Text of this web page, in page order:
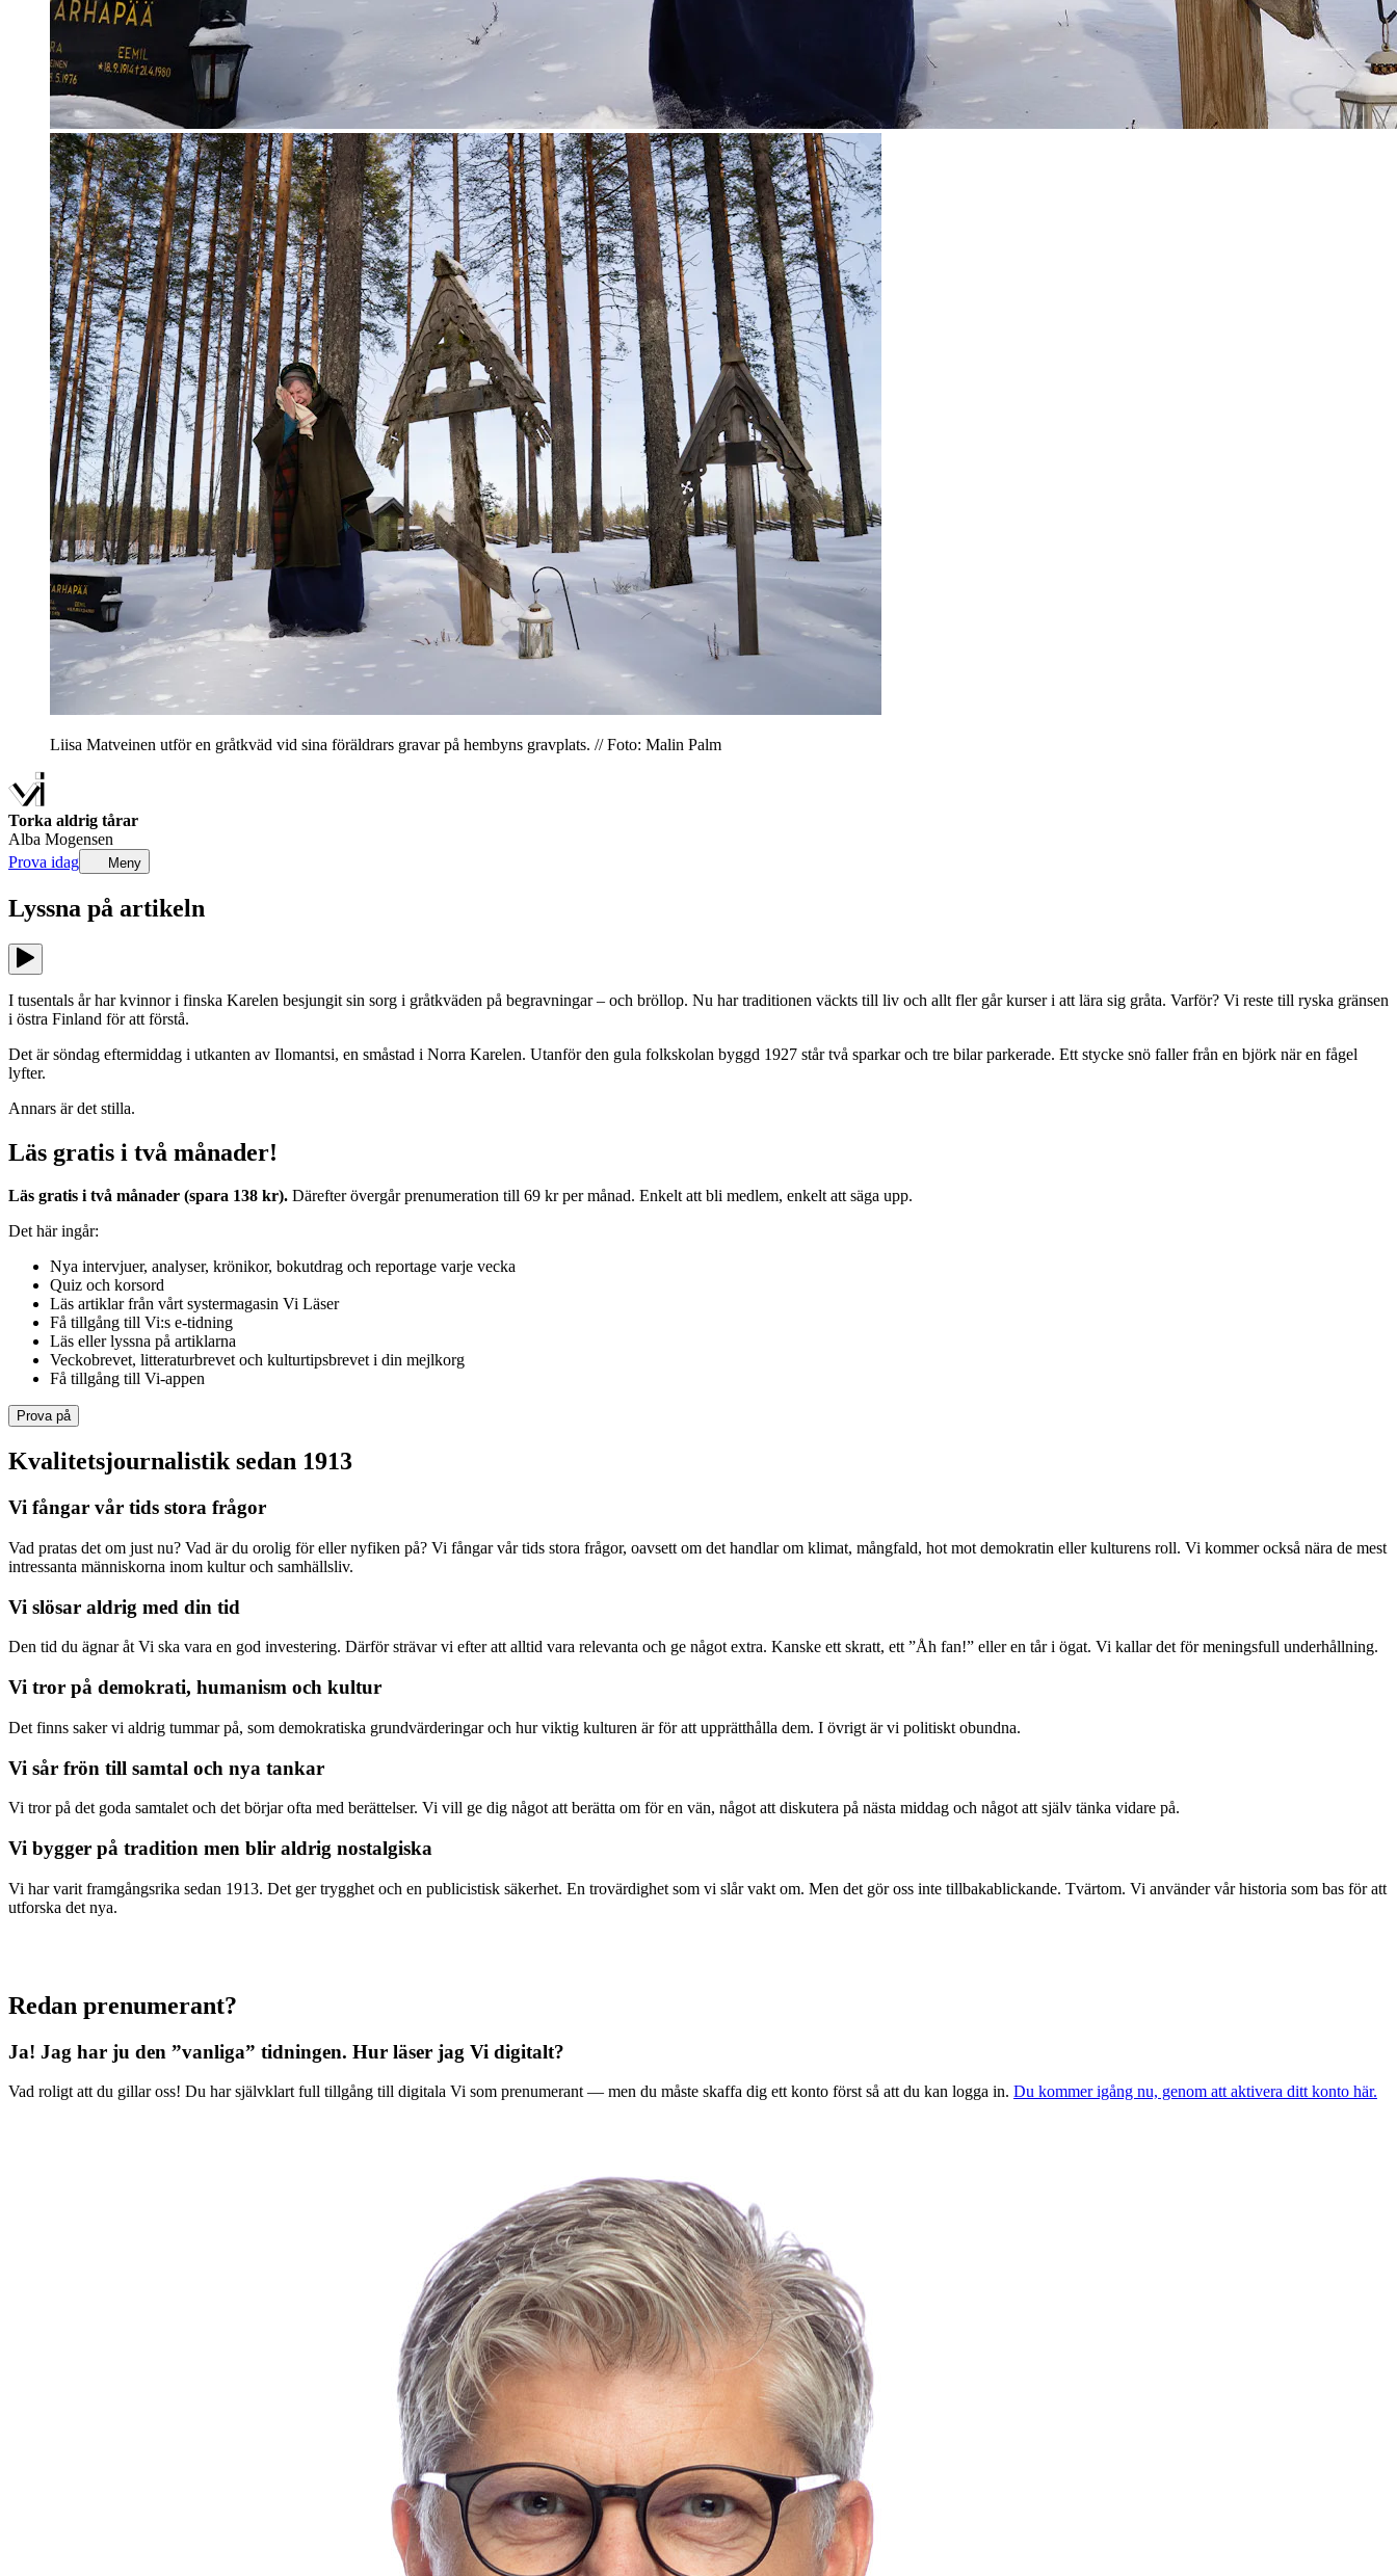
Liisa Matveinen utför en gråtkväd vid sina föräldrars gravar på hembyns gravplats. // Foto: Malin Palm
Torka aldrig tårar
Alba Mogensen
Prova idag
Meny
Lyssna på artikeln
I tusentals år har kvinnor i finska Karelen besjungit sin sorg i gråtkväden på begravningar – och bröllop. Nu har traditionen väckts till liv och allt fler går kurser i att lära sig gråta. Varför? Vi reste till ryska gränsen
i östra Finland för att förstå.
Det är söndag eftermiddag i utkanten av Ilomantsi, en småstad i Norra Karelen. Utanför den gula folkskolan byggd 1927 står två sparkar och tre bilar parkerade. Ett stycke snö faller från en björk när en fågel
lyfter.
Annars är det stilla.
Läs gratis i två månader!
Läs gratis i två månader (spara 138 kr). Därefter övergår prenumeration till 69 kr per månad. Enkelt att bli medlem, enkelt att säga upp.
Det här ingår:
Nya intervjuer, analyser, krönikor, bokutdrag och reportage varje vecka
Quiz och korsord
Läs artiklar från vårt systermagasin Vi Läser
Få tillgång till Vi:s e-tidning
Läs eller lyssna på artiklarna
Veckobrevet, litteraturbrevet och kulturtipsbrevet i din mejlkorg
Få tillgång till Vi-appen
Prova på
Kvalitetsjournalistik sedan 1913
Vi fångar vår tids stora frågor
Vad pratas det om just nu? Vad är du orolig för eller nyfiken på? Vi fångar vår tids stora frågor, oavsett om det handlar om klimat, mångfald, hot mot demokratin eller kulturens roll. Vi kommer också nära de mest
intressanta människorna inom kultur och samhällsliv.
Vi slösar aldrig med din tid
Den tid du ägnar åt Vi ska vara en god investering. Därför strävar vi efter att alltid vara relevanta och ge något extra. Kanske ett skratt, ett ”Åh fan!” eller en tår i ögat. Vi kallar det för meningsfull underhållning.
Vi tror på demokrati, humanism och kultur
Det finns saker vi aldrig tummar på, som demokratiska grundvärderingar och hur viktig kulturen är för att upprätthålla dem. I övrigt är vi politiskt obundna.
Vi sår frön till samtal och nya tankar
Vi tror på det goda samtalet och det börjar ofta med berättelser. Vi vill ge dig något att berätta om för en vän, något att diskutera på nästa middag och något att själv tänka vidare på.
Vi bygger på tradition men blir aldrig nostalgiska
Vi har varit framgångsrika sedan 1913. Det ger trygghet och en publicistisk säkerhet. En trovärdighet som vi slår vakt om. Men det gör oss inte tillbakablickande. Tvärtom. Vi använder vår historia som bas för att
utforska det nya.
Redan prenumerant?
Ja! Jag har ju den ”vanliga” tidningen. Hur läser jag Vi digitalt?
Vad roligt att du gillar oss! Du har självklart full tillgång till digitala Vi som prenumerant — men du måste skaffa dig ett konto först så att du kan logga in. Du kommer igång nu, genom att aktivera ditt konto här.